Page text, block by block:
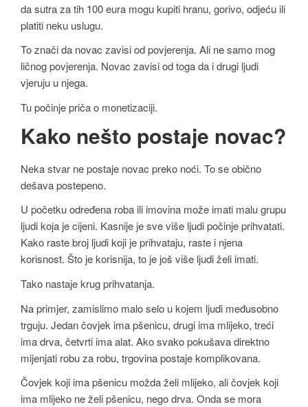
da sutra za tih 100 eura mogu kupiti hranu, gorivo, odjeću ili
platiti neku uslugu.
To znači da novac zavisi od povjerenja. Ali ne samo mog
ličnog povjerenja. Novac zavisi od toga da i drugi ljudi
vjeruju u njega.
Tu počinje priča o monetizaciji.
Kako nešto postaje novac?
Neka stvar ne postaje novac preko noći. To se obično
dešava postepeno.
U početku određena roba ili imovina može imati malu grupu
ljudi koja je cijeni. Kasnije je sve više ljudi počinje prihvatati.
Kako raste broj ljudi koji je prihvataju, raste i njena
korisnost. Što je korisnija, to je još više ljudi želi imati.
Tako nastaje krug prihvatanja.
Na primjer, zamislimo malo selo u kojem ljudi međusobno
trguju. Jedan čovjek ima pšenicu, drugi ima mlijeko, treći
ima drva, četvrti ima alat. Ako svako pokušava direktno
mijenjati robu za robu, trgovina postaje komplikovana.
Čovjek koji ima pšenicu možda želi mlijeko, ali čovjek koji
ima mlijeko ne želi pšenicu, nego drva. Onda se mora